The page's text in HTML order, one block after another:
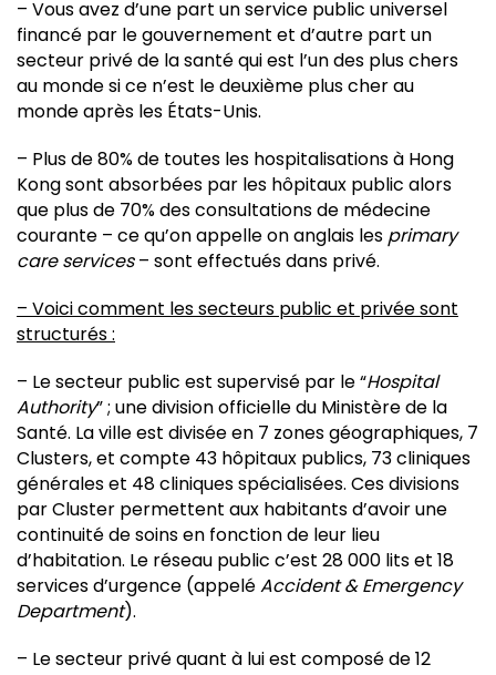
– Vous avez d’une part un service public universel
financé par le gouvernement et d’autre part un
secteur privé de la santé qui est l’un des plus chers
au monde si ce n’est le deuxième plus cher au
monde après les États-Unis.
– Plus de 80% de toutes les hospitalisations à Hong
Kong sont absorbées par les hôpitaux public alors
que plus de 70% des consultations de médecine
courante – ce qu’on appelle on anglais les primary
care services– sont effectués dans privé.
– Voici comment les secteurs public et privée sont
structurés :
– Le secteur public est supervisé par le “Hospital
Authority” ; une division officielle du Ministère de la
Santé. La ville est divisée en 7 zones géographiques, 7
Clusters, et compte 43 hôpitaux publics, 73 cliniques
générales et 48 cliniques spécialisées. Ces divisions
par Cluster permettent aux habitants d’avoir une
continuité de soins en fonction de leur lieu
d’habitation. Le réseau public c’est 28 000 lits et 18
services d’urgence (appeléAccident & Emergency
Department).
– Le secteur privé quant à lui est composé de 12